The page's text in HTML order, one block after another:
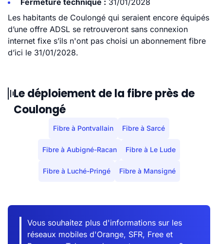
Fermeture technique : 31/01/2028
Les habitants de Coulongé qui seraient encore équipés
d’une offre ADSL se retrouveront sans connexion
internet fixe s’ils n'ont pas choisi un abonnement fibre
d’ici le 31/01/2028.
Le déploiement de la fibre près de
Coulongé
Fibre à Pontvallain Fibre à Sarcé
Fibre à Aubigné-Racan Fibre à Le Lude
Fibre à Luché-Pringé Fibre à Mansigné
Vous souhaitez plus d'informations sur les
réseaux mobiles d'Orange, SFR, Free et